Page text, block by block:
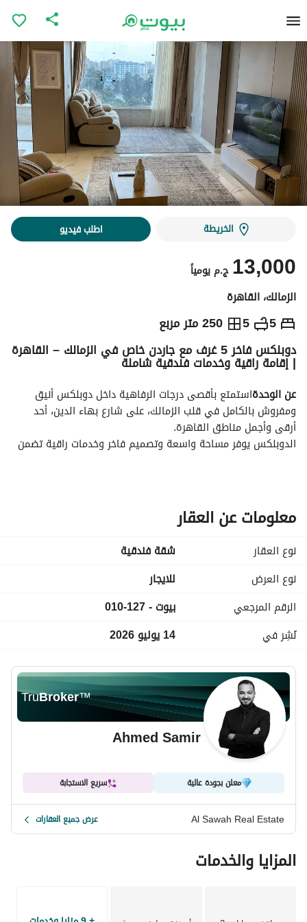
الخريطة اطلب فيديو
ج.م 13,000 يومياً
الزمالك، القاهرة
5
5 250 متر مربع ج.م 13,000يومياً
الاماكن القريبة
دوبلكس فاخر 5 غرف مع جاردن خاص في الزمالك – القاهرة
| إقامة راقية وخدمات فندقية شاملة
عن الوحدة
أرقى وأجمل مناطق القاهرة.
مكونات الدوبلكس
5 حمامات بتشطيبات فاخرة
ريسبشن كبير ومضيء بمساحة مفتوحة
الخدمات الشاملة المقدّمة منّاالإنترنت – المياه – الغاز بالكامل علينا
خدمة عملاء على مدار 24 ساعة
قسم صيانة جاهز للتدخل الفوري
إدارة فندقية محترفة طوال فترة الإقامة
تنسيق دخول وخروج بكل سهولة
معلومات عن العقار
نوع العقار
شقة فندقية
نوع العرض
للايجار
الرقم المرجعي
بيوت - 127-010
نُشِر في
14 يوليو 2026
TruBroker™
Ahmed Samir
معلن بجودة عالية سريع الاستجابة
Al Sawah Real Estate عرض جميع العقارات
المزايا والخدمات